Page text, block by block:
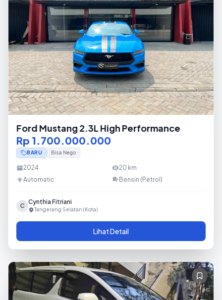
Ford Mustang 2.3L High Performance
Rp 1.700.000.000
BARU Bisa Nego
2024 20 km
Automatic
Bensin (Petrol)
C Cynthia Fitriani
Tangerang Selatan (Kota)
Lihat Detail